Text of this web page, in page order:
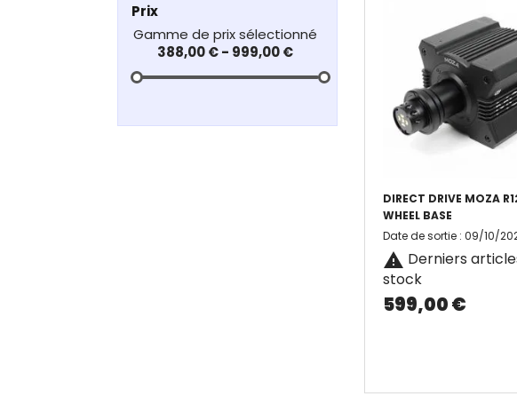
Prix
388,00 € - 999,00 €
DIRECT DRIVE MOZA
WHEEL BASE
Date de sortie: 09/10/
 Derniers
stock
599,00 €